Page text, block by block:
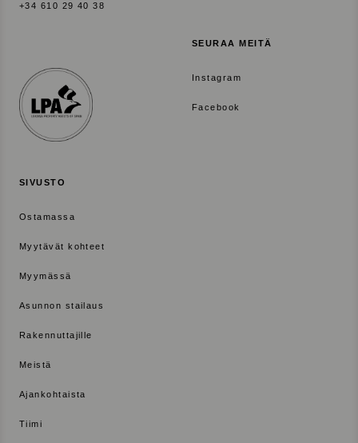
+34 610 29 40 38
SEURAA MEITÄ
Instagram
Facebook
SIVUSTO
Ostamassa
Myytävät kohteet
Myymässä
Asunnon stailaus
Rakennuttajille
Meistä
Ajankohtaista
Tiimi